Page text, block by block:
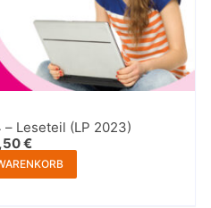
Leseteil (LP 2023)
€